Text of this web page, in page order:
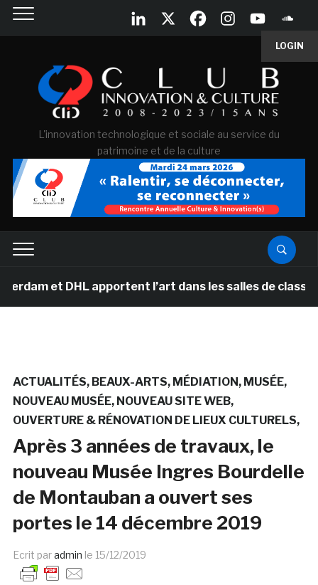
LOGIN
L'innovation technologique et sociale au service du
patrimoine et de la culture
DHL apportent l’art dans les salles de classe des
ACTUALITÉS BEAUX-ARTS MÉDIATION
MUSÉE
NOUVEAU MUSÉE NOUVEAU SITE WEB
OUVERTURE & RÉNOVATION DE LIEUX CULTURELS
Après 3 années de travaux, le
nouveau Musée Ingres Bourdelle
de Montauban a ouvert ses
portes le 14 décembre 2019
Ecrit paradmin le 15/12/2019